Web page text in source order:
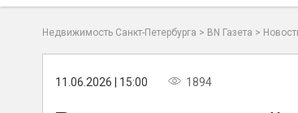
Недвижимость Санкт-Петербурга > BN Газета >
11.06.2026 | 15:00 1894